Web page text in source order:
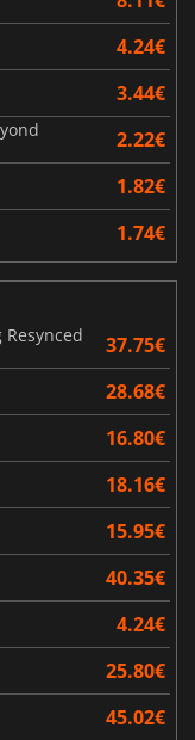
4.24€
3.44€
2.22€
1.82€
1.74€
Resynced
37.75€
28.68€
16.80€
18.16€
15.95€
40.35€
4.24€
25.80€
45.02€